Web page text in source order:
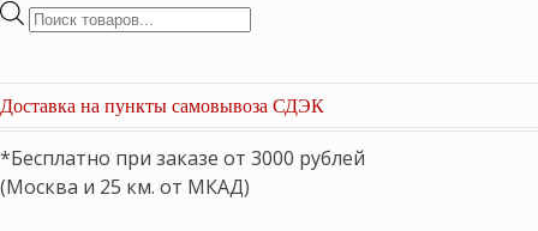
Поиск
Доставка на пункты самовывоза СДЭК
*Бесплатно при заказе от 3000 рублей
(Москва и 25 км. от МКАД)